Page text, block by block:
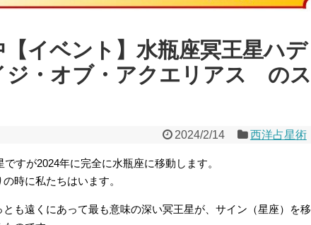
イベント】水瓶座冥王星ハデ
・オブ・アクエリアス のス
2024/2/14 西洋占星術
すが2024年に完全に水瓶座に移動します。
時に私たちはいます。
も遠くにあって最も意味の深い冥王星が、サイン（星座）を移